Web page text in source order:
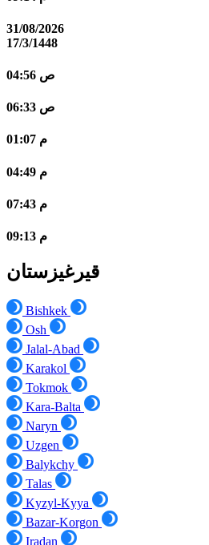
31/08/2026
17/3/1448
04:56 ص
06:33 ص
01:07 م
04:49 م
07:43 م
09:13 م
قيرغيزستان
Bishkek
Osh
Jalal-Abad
Karakol
Tokmok
Kara-Balta
Naryn
Uzgen
Balykchy
Talas
Kyzyl-Kyya
Bazar-Korgon
Iradan